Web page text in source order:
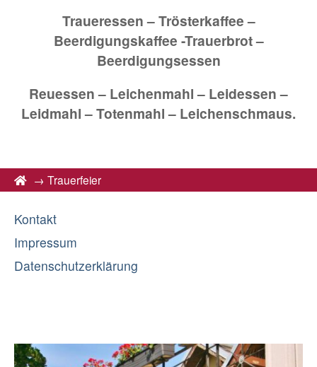
Traueressen – Trösterkaffee –
Beerdigungskaffee -Trauerbrot –
Beerdigungsessen
Reuessen – Leichenmahl – Leidessen –
Leidmahl –Totenmahl – Leichenschmaus.
→ Trauerfeier
Kontakt
Impressum
Datenschutzerklärung